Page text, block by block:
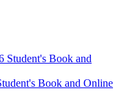
Book and Online